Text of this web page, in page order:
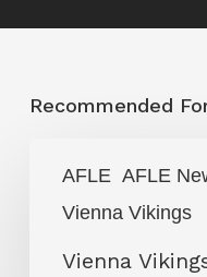
Recommended
AFLE AFLE
Vienna Vikings
Vikings
entscheiden
Spitzenduell
Vienna